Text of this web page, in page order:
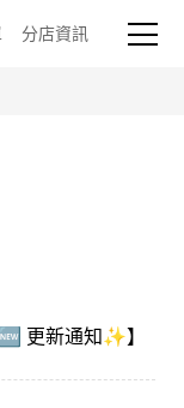
分店資訊
更新通知✨】